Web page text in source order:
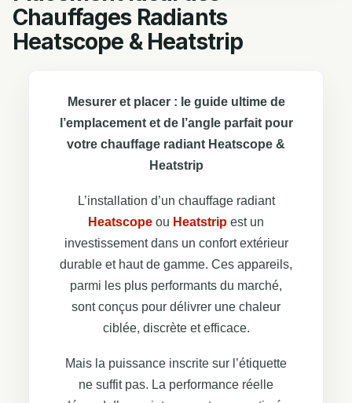
Chauffages Radiants
Heatscope & Heatstrip
Mesurer et placer : le guide ultime de
l’emplacement et de l’angle parfait pour
votre chauffage radiant Heatscope &
Heatstrip
L’installation d’un chauffage radiant
Heatscope ou Heatstrip est un
investissement dans un confort extérieur
durable et haut de gamme. Ces appareils,
parmi les plus performants du marché,
sont conçus pour délivrer une chaleur
ciblée, discrète et efficace.
Mais la puissance inscrite sur l’étiquette
ne suffit pas. La performance réelle